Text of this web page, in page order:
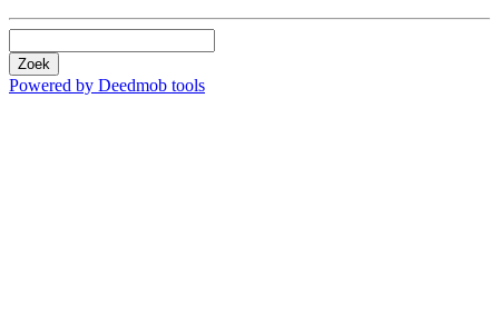
Zoek
Powered by Deedmob tools